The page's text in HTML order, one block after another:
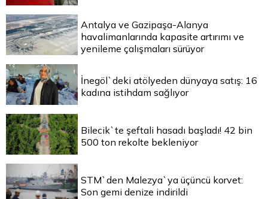
Antalya ve Gazipaşa-Alanya
havalimanlarında kapasite artırımı ve
yenileme çalışmaları sürüyor
İnegöl`deki atölyeden dünyaya satış: 16
kadına istihdam sağlıyor
Bilecik`te şeftali hasadı başladı! 42 bin
500 ton rekolte bekleniyor
STM`den Malezya`ya üçüncü korvet:
Son gemi denize indirildi